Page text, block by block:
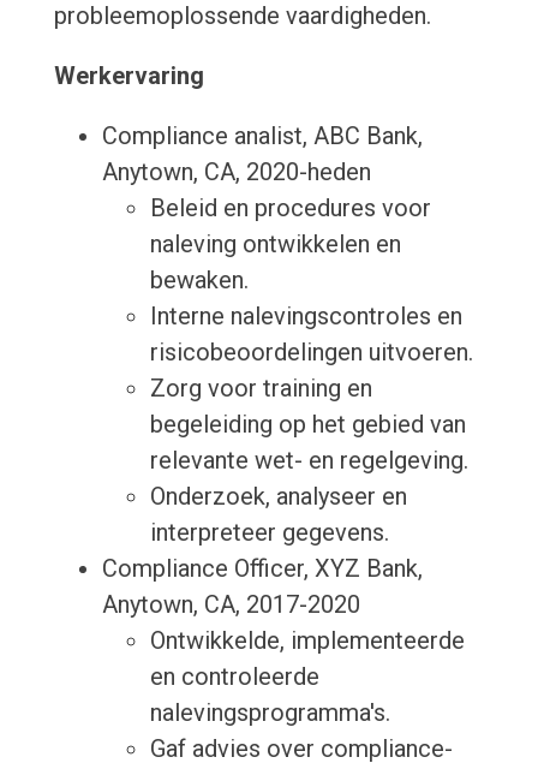
probleemoplossende vaardigheden.
Werkervaring
Compliance analist, ABC Bank,
Anytown, CA, 2020-heden
Beleid en procedures voor
naleving ontwikkelen en
bewaken.
Interne nalevingscontroles en
risicobeoordelingen uitvoeren.
Zorg voor training en
begeleiding op het gebied van
relevante wet- en regelgeving.
Onderzoek, analyseer en
interpreteer gegevens.
Compliance Officer, XYZ Bank,
Anytown, CA, 2017-2020
Ontwikkelde, implementeerde
en controleerde
nalevingsprogramma's.
Gaf advies over compliance-